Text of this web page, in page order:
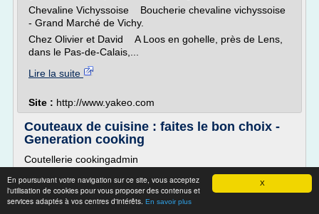
X
En poursuivant votre navigation sur ce site, vous acceptez
l'utilisation de cookies pour vous proposer des contenus et
services adaptés à vos centres d'intérêts. En savoir plus
Chevaline Vichyssoise Boucherie chevaline vichyssoise
- Grand Marché de Vichy.
Chez Olivier et David A Loos en gohelle, près de Lens,
dans le Pas-de-Calais,...
Lire la suite
Site : http://www.yakeo.com
Couteaux de cuisine : faites le bon choix -
Generation cooking
Coutellerie cookingadmin
Les tiroirs de votre cuisine débordent d'ustensiles et de
couverts en tout genre ? Si oui, vous possédez sans doute
des couteaux émoussés ou usagés qui ne vous servent